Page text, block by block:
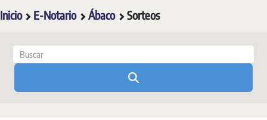
Inicio E-Notario Ábaco Sorteos
El Notario te asesora